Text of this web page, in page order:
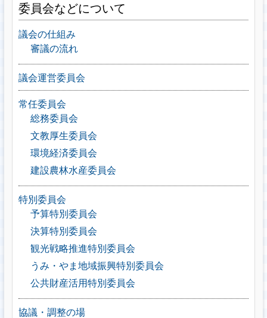
委員会などについて
議会の仕組み
審議の流れ
議会運営委員会
常任委員会
総務委員会
文教厚生委員会
環境経済委員会
建設農林水産委員会
特別委員会
予算特別委員会
決算特別委員会
観光戦略推進特別委員会
うみ・やま地域振興特別委員会
公共財産活用特別委員会
協議・調整の場